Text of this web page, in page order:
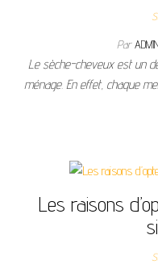
Par
Le sèche-cheveux est un
ménage. En effet, chaque
Les raisons